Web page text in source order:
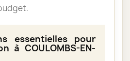
essentielles pour
à COULOMBS-EN-